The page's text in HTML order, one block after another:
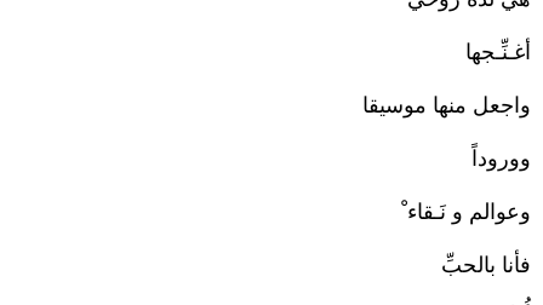
أغـنِّـجها
واجعل منها موسيقا
ووروداً
وعوالم و نَـقاء ْ
فأنا بالحبِّ